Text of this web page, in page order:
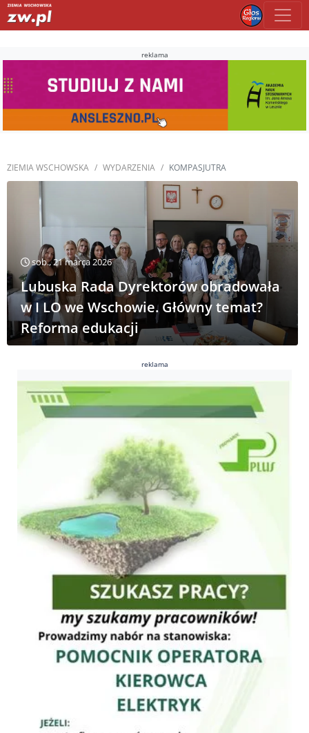
reklama
ZIEMIA WSCHOWSKA WYDARZENIA KOMPASJUTRA
sob., 21 marca 2026
Lubuska Rada Dyrektorów obradowała
w I LO we Wschowie. Główny temat?
Reforma edukacji
reklama